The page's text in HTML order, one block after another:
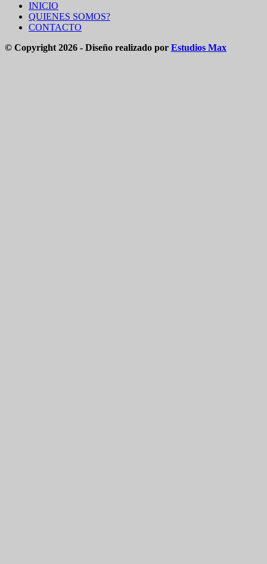
INICIO
QUIENES SOMOS?
CONTACTO
© Copyright 2026 - Diseño realizado por Estudios Max